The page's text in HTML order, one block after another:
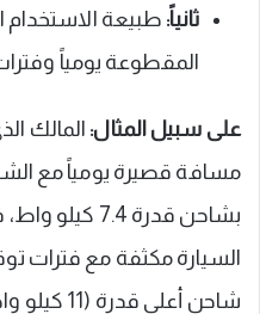
ثانياً: طبيعة الاستخدام
المقطوعة يومياً
على سبيل المثال: المالك
مسافة قصيرة يومياً مع
بشاحن قدرة 7.4
السيارة مكثفة مع فترات
شاحن أعلى قدرة (11 كيلو واط فأكثر).